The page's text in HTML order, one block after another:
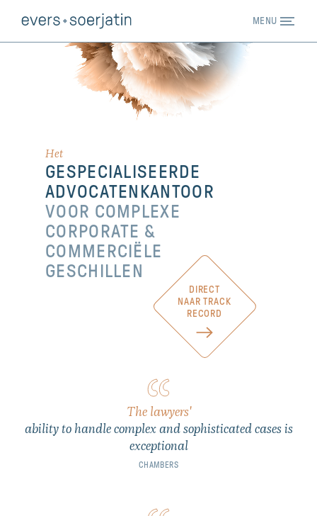
MENU
EXPERTISE
PUBLICATIES
NIEUWS
WERKEN BIJ
CONTACT
Het
GESPECIALISEERDE
ADVOCATENKANTOOR
VOOR COMPLEXE
CORPORATE &
COMMERCIËLE
GESCHILLEN
DIRECT
NAAR TRACK
RECORD
The lawyers'
ability to handle complex and sophisticated cases is
exceptional
CHAMBERS